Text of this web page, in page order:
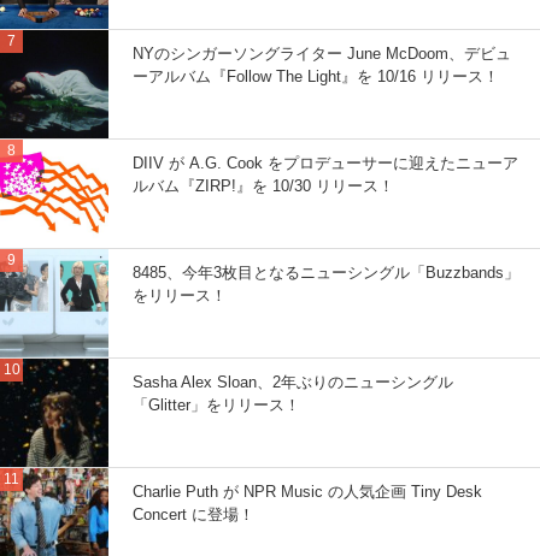
NYのシンガーソングライター June McDoom、デビュ
ーアルバム『Follow The Light』を 10/16 リリース！
DIIV が A.G. Cook をプロデューサーに迎えたニューア
ルバム『ZIRP!』を 10/30 リリース！
8485、今年3枚目となるニューシングル「Buzzbands」
をリリース！
Sasha Alex Sloan、2年ぶりのニューシングル
「Glitter」をリリース！
Charlie Puth が NPR Music の人気企画 Tiny Desk
Concert に登場！